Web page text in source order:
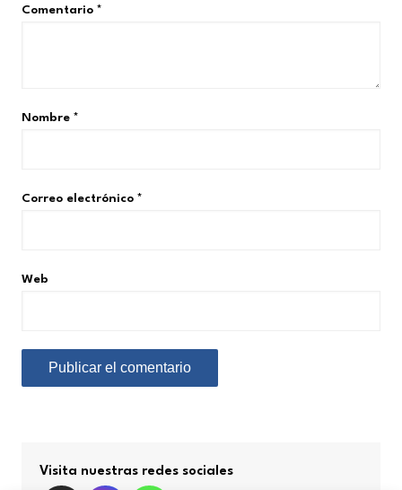
Comentario *
Nombre *
Correo electrónico *
Web
Visita nuestras redes sociales